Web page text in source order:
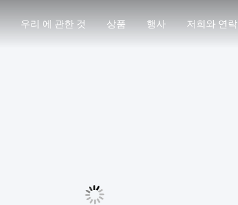
우리 에 관한 것 상품 행사 저희와 연락